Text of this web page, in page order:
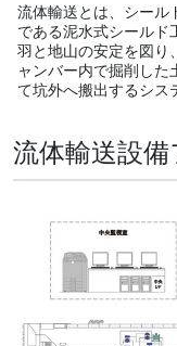
流体輸送とは、シール
である泥水式シールド
羽と地山の安定を図り
ャンバー内で掘削し
て坑外へ搬出するシス
流体輸送設